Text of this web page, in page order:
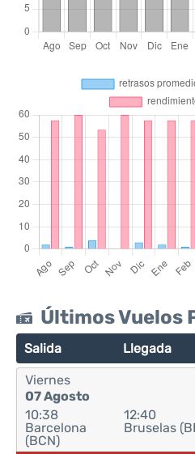
Últimos Vuelos
Salida Llegada
Viernes
07 Agosto
10:38
Barcelona
(BCN)
12:40
Bruselas